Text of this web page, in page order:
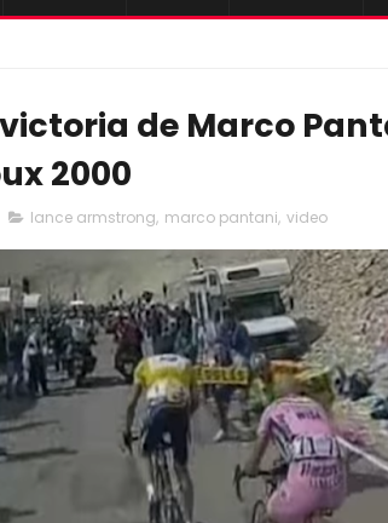
de Marco
2000
lance armstrong, marco pantani, video